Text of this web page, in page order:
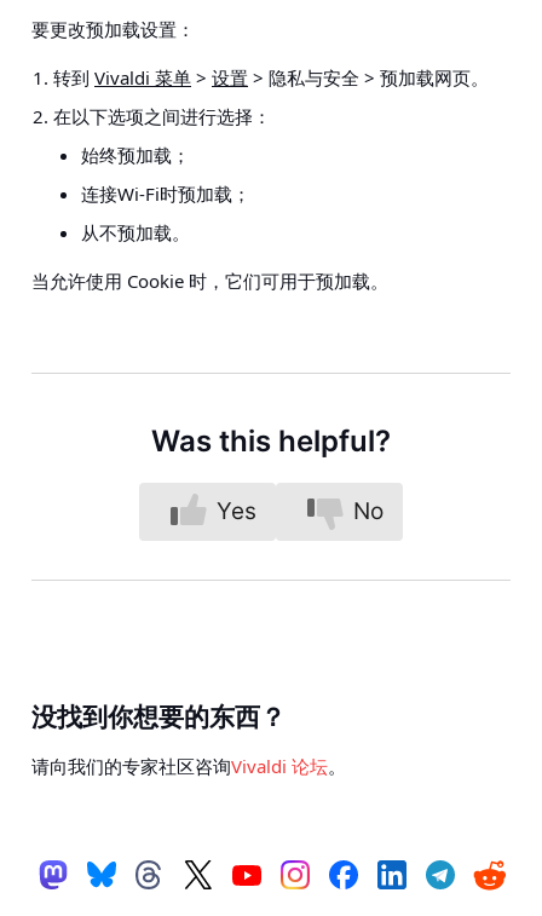
要更改预加载设置：
转到 Vivaldi 菜单 > 设置 > 隐私与安全 > 预加载网页。
在以下选项之间进行选择：
始终预加载；
连接Wi-Fi时预加载；
从不预加载。
当允许使用 Cookie 时，它们可用于预加载。
Was this helpful?
Yes No
没找到你想要的东西？
请向我们的专家社区咨询Vivaldi 论坛。